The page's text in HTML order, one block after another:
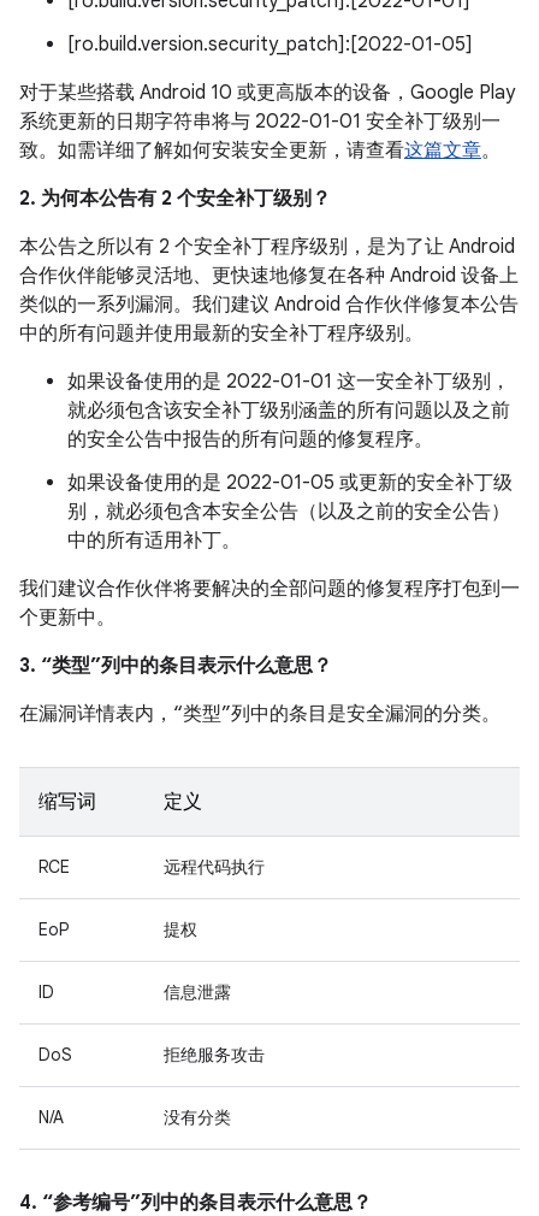
[ro.build.version.security_patch]:[2022-01-05]
对于某些搭载 Android 10 或更高版本的设备，Google Play
系统更新的日期字符串将与 2022-01-01 安全补丁级别一
致。如需详细了解如何安装安全更新，请查看这篇文章。
2. 为何本公告有 2 个安全补丁级别？
本公告之所以有 2 个安全补丁程序级别，是为了让 Android
合作伙伴能够灵活地、更快速地修复在各种 Android 设备上
类似的一系列漏洞。我们建议 Android 合作伙伴修复本公告
中的所有问题并使用最新的安全补丁程序级别。
如果设备使用的是 2022-01-01 这一安全补丁级别，
就必须包含该安全补丁级别涵盖的所有问题以及之前
的安全公告中报告的所有问题的修复程序。
如果设备使用的是 2022-01-05 或更新的安全补丁级
别，就必须包含本安全公告（以及之前的安全公告）
中的所有适用补丁。
我们建议合作伙伴将要解决的全部问题的修复程序打包到一
个更新中。
3. “类型”列中的条目表示什么意思？
在漏洞详情表内，“类型”列中的条目是安全漏洞的分类。
缩写词 定义
RCE 远程代码执行
EoP 提权
ID 信息泄露
DoS 拒绝服务攻击
N/A 没有分类
4. “参考编号”列中的条目表示什么意思？